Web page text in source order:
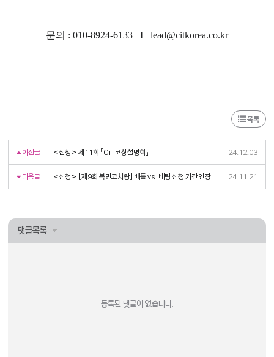
문의 : 010-8924-6133 I lead@citkorea.co.kr
목록
이전글 <신청> 제11회 「CiT코칭설명회」 24.12.03
다음글 <신청> [제9회 복면코치왕] 배틀 vs. 베팅 신청 기간 연장! 24.11.21
댓글목록
등록된 댓글이 없습니다.